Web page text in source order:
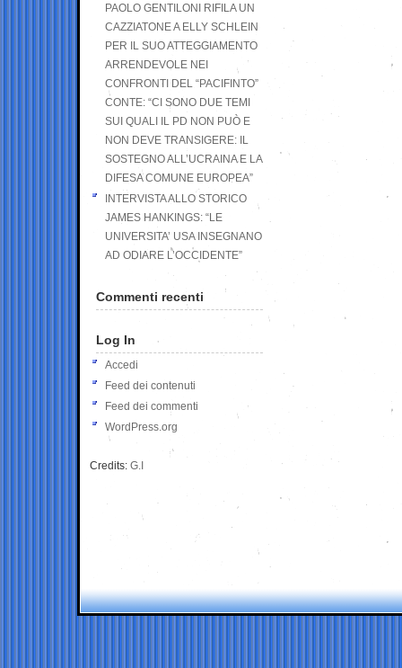
PAOLO GENTILONI RIFILA UN
CAZZIATONE A ELLY SCHLEIN
PER IL SUO ATTEGGIAMENTO
ARRENDEVOLE NEI
CONFRONTI DEL “PACIFINTO”
CONTE: “CI SONO DUE TEMI
SUI QUALI IL PD NON PUÒ E
NON DEVE TRANSIGERE: IL
SOSTEGNO ALL’UCRAINA E LA
DIFESA COMUNE EUROPEA”
INTERVISTA ALLO STORICO
JAMES HANKINGS: “LE
UNIVERSITA’ USA INSEGNANO
AD ODIARE L’OCCIDENTE”
Commenti recenti
Log In
Accedi
Feed dei contenuti
Feed dei commenti
WordPress.org
Credits: G.I